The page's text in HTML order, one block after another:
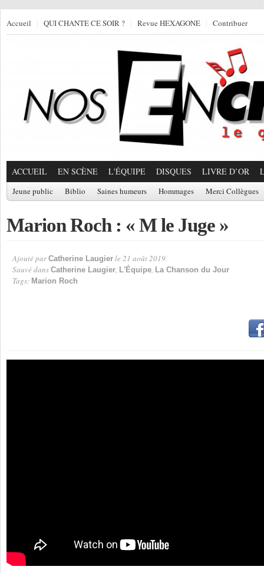
Accueil QUI CHANTE CE SOIR ? Revue HEXAGONE Contribuer
ACCUEIL EN SCÈNE L'ÉQUIPE DISQUES LIVRE D’OR
Jeune public Biblio Saines humeurs Hommages Merci Collègues
Marion Roch : « M le Juge »
Ajouté par Catherine Laugier le 21 août 2019.
Sauvé dans Catherine Laugier, L'Équipe, La Chanson du Jour
Tags: Marion Roch